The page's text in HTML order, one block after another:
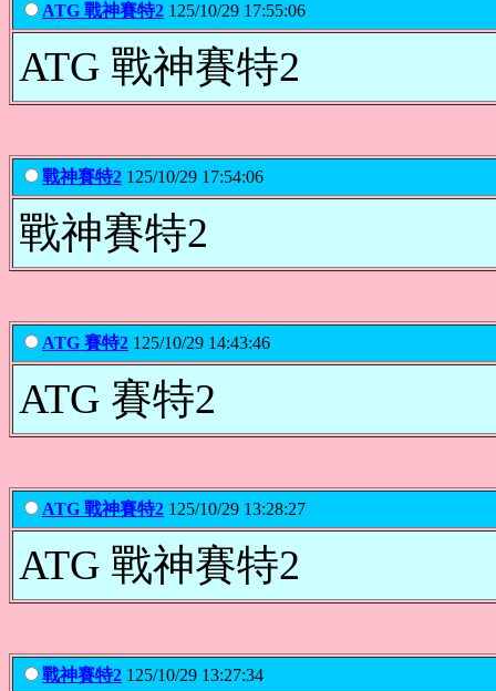
ATG 戰神賽特2 125/10/29 17:55:06
ATG 戰神賽特2
戰神賽特2 125/10/29 17:54:06
戰神賽特2
ATG 賽特2 125/10/29 14:43:46
ATG 賽特2
ATG 戰神賽特2 125/10/29 13:28:27
ATG 戰神賽特2
戰神賽特2 125/10/29 13:27:34